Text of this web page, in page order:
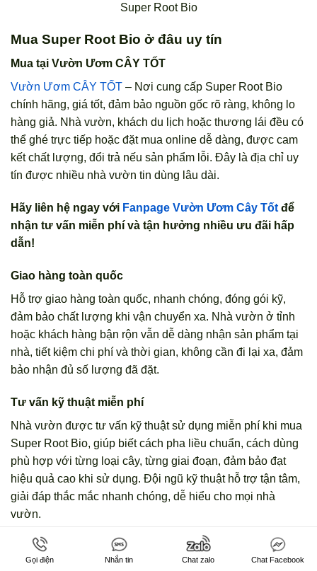
Super Root Bio
Mua Super Root Bio ở đâu uy tín
Mua tại Vườn Ươm CÂY TỐT
Vườn Ươm CÂY TỐT – Nơi cung cấp Super Root Bio
chính hãng, giá tốt, đảm bảo nguồn gốc rõ ràng, không lo
hàng giả. Nhà vườn, khách du lịch hoặc thương lái đều có
thể ghé trực tiếp hoặc đặt mua online dễ dàng, được cam
kết chất lượng, đổi trả nếu sản phẩm lỗi. Đây là địa chỉ uy
tín được nhiều nhà vườn tin dùng lâu dài.
Hãy liên hệ ngay với Fanpage Vườn Ươm Cây Tốt để
nhận tư vấn miễn phí và tận hưởng nhiều ưu đãi hấp
dẫn!
Giao hàng toàn quốc
Hỗ trợ giao hàng toàn quốc, nhanh chóng, đóng gói kỹ,
đảm bảo chất lượng khi vận chuyển xa. Nhà vườn ở tỉnh
hoặc khách hàng bận rộn vẫn dễ dàng nhận sản phẩm tại
nhà, tiết kiệm chi phí và thời gian, không cần đi lại xa, đảm
bảo nhận đủ số lượng đã đặt.
Tư vấn kỹ thuật miễn phí
Nhà vườn được tư vấn kỹ thuật sử dụng miễn phí khi mua
Super Root Bio, giúp biết cách pha liều chuẩn, cách dùng
phù hợp với từng loại cây, từng giai đoạn, đảm bảo đạt
hiệu quả cao khi sử dụng. Đội ngũ kỹ thuật hỗ trợ tận tâm,
giải đáp thắc mắc nhanh chóng, dễ hiểu cho mọi nhà
vườn.
Kết luận: Có nên dùng Super Root Bio cho
cây không
Gọi điện Nhắn tin Chat zalo Chat Facebook